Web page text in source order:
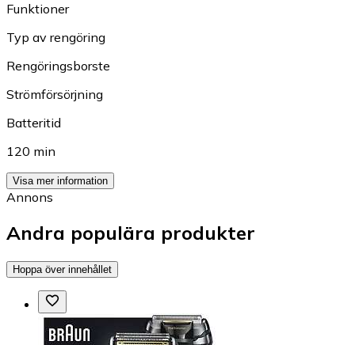
Funktioner
Typ av rengöring
Rengöringsborste
Strömförsörjning
Batteritid
120 min
Visa mer information
Annons
Andra populära produkter
Hoppa över innehållet